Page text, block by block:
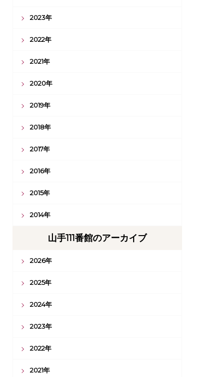
2023年
2022年
2021年
2020年
2019年
2018年
2017年
2016年
2015年
2014年
山手111番館のアーカイブ
2026年
2025年
2024年
2023年
2022年
2021年